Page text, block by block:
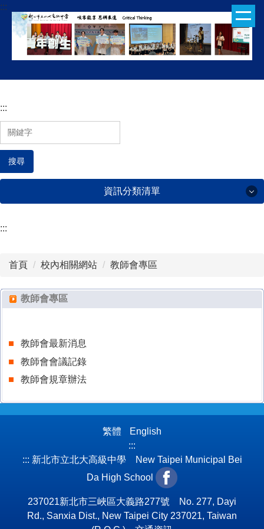
跳
到
容
:::
:::
搜尋
資訊分類清單
:::
首頁 校內相關網站 教師會專區
教師會專區
教師會最新消息
教師會會議記錄
教師會規章辦法
繁體
English
:::
::: 新北市立北大高級中學 New Taipei Municipal Bei
Da High School
237021新北市三峽區大義路277號 No. 277, Dayi
Rd., Sanxia Dist., New Taipei City 237021, Taiwan